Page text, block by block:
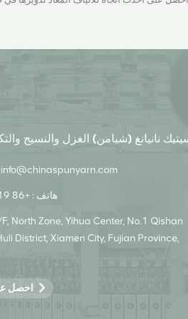
نانيانغ (شيامن) الغزل والنسيج
info@chinaspunyarn.com
هاتف : +86 13696907919
North Zone, Yihua Center, No.1 Qishan
District, Xiamen City, Fujian Province,
احصل